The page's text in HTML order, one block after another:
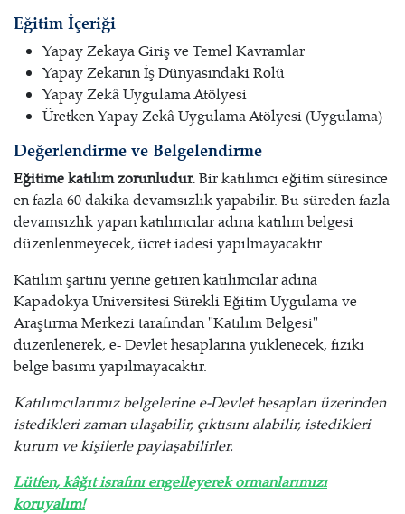
Eğitim İçeriği
Yapay Zekaya Giriş ve Temel Kavramlar
Yapay Zekanın İş Dünyasındaki Rolü
Yapay Zekâ Uygulama Atölyesi
Üretken Yapay Zekâ Uygulama Atölyesi (Uygulama)
Değerlendirme ve Belgelendirme
Eğitime katılım zorunludur.Bir katılımcı eğitim süresince
en fazla 60 dakika devamsızlık yapabilir. Bu süreden fazla
devamsızlık yapan katılımcılar adına katılım belgesi
düzenlenmeyecek, ücret iadesi yapılmayacaktır.
Katılım şartını yerine getiren katılımcılar adına
Kapadokya Üniversitesi Sürekli Eğitim Uygulama ve
Araştırma Merkezi tarafından "Katılım Belgesi"
düzenlenerek, e- Devlet hesaplarına yüklenecek, fiziki
belge basımı yapılmayacaktır.
Katılımcılarımız belgelerine e-Devlet hesapları üzerinden
istedikleri zaman ulaşabilir, çıktısını alabilir, istedikleri
kurum ve kişilerle paylaşabilirler.
Lütfen, kâğıt israfını engelleyerek ormanlarımızı
koruyalım!